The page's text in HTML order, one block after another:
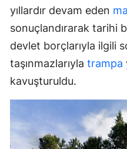
yıllardır devam eden
sonuçlandırarak tarihi
devlet borçlarıyla ilgili
taşınmazlarıyla trampa
kavuşturuldu.